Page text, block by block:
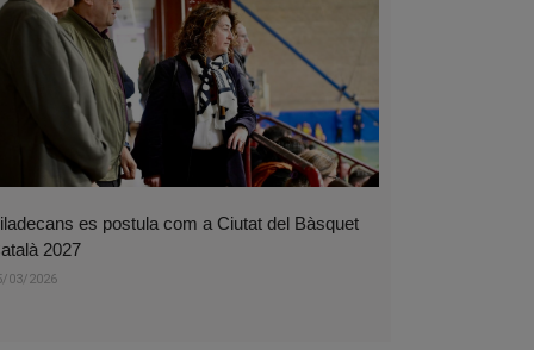
es postula com a Ciutat del Bàsquet
2027
03/2026